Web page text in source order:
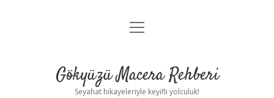
Anasayfa
Yasal Uyarı
menüyü
Gökyüzü Macera Rehberi
Seyahat hikayeleriyle keyifli yolculuk!